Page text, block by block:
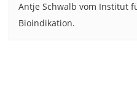
Antje Schwalb vom Institut
Bioindikation.